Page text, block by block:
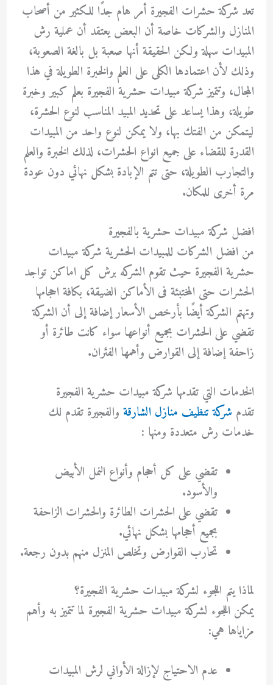
تعد شركة حشرات الفجيرة أمر هام جدًا للكثير من أصحاب
المنازل والشركات خاصة أن البعض يعتقد أن عملية رش
المبيدات سهلة ولكن الحقيقة أنها صعبة بل بالغة الصعوبة،
وذلك لأن اعتمادها الكلى على العلم والخبرة الطويلة في هذا
المجال، وتتميز شركة مبيدات حشرية الفجيرة بعلم كبير وخبرة
طويلة، وهذا يساعد على تحديد المبيد المناسب لنوع الحشرة،
ليتمكن من الفتك بها، ولا يمكن لنوع واحد من المبيدات
القدرة للقضاء على جميع انواع الحشرات، لذلك الخبرة والعلم
والتجارب الطويلة، حتى تتم الإبادة بشكل نهائي دون عودة
مرة أخرى للمكان.
افضل شركة مبيدات حشرية بالفجيرة
من افضل الشركات للمبيدات الحشرية شركة مبيدات
حشرية الفجيرة حيث تقوم الشركه برش كل اماكن تواجد
الحشرات حتى المختبئة فى الأماكن الضيقة، بكافة احجامها
وتهتم الشركة أيضًا بأرخص الأسعار إضافة إلى أن الشركة
تقضي على الحشرات بجميع أنواعها سواء كانت طائرة أو
زاحفة إضافة إلى القوارض وأهمها الفئران.
الخدمات التي تقدمها شركة مبيدات حشرية الفجيرة
تقدم شركة تنظيف منازل الشارقةوالفجيرة تقدم لك
خدمات رش متعددة ومنها :
تقضي على كل أحجام وأنواع النمل الأبيض
والأسود.
تقضي على الحشرات الطائرة والحشرات الزاحفة
بجميع أحجامها بشكل نهائي.
تحارب القوارض وتخلص المنزل منهم بدون رجعة.
لماذا يتم اللجوء لشركة مبيدات حشرية الفجيرة؟
يمكن اللجوء لشركة مبيدات حشرية الفجيرة لما تتميز به وأهم
مزاياها هي:
عدم الاحتياج لإزالة الأواني لرش المبيدات